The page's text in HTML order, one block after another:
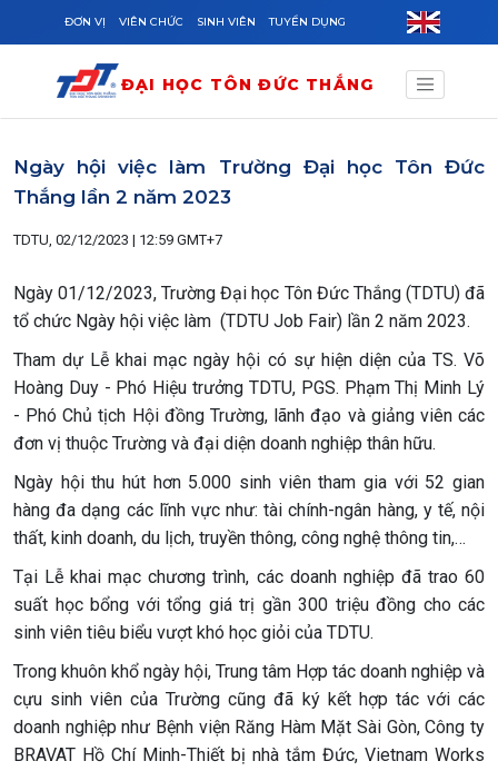
Skip to main content
ĐƠN VỊ VIÊN CHỨC SINH VIÊN TUYỂN DỤNG
ĐẠI HỌC TÔN ĐỨC THẮNG
Ngày hội việc làm Trường Đại học Tôn Đức
Thắng lần 2 năm 2023
TDTU, 02/12/2023 | 12:59 GMT+7
Ngày 01/12/2023, Trường Đại học Tôn Đức Thắng (TDTU) đã
tổ chức Ngày hội việc làm (TDTU Job Fair) lần 2 năm 2023.
Tham dự Lễ khai mạc ngày hội có sự hiện diện của TS. Võ
Hoàng Duy - Phó Hiệu trưởng TDTU, PGS. Phạm Thị Minh Lý
- Phó Chủ tịch Hội đồng Trường, lãnh đạo và giảng viên các
đơn vị thuộc Trường và đại diện doanh nghiệp thân hữu.
Ngày hội thu hút hơn 5.000 sinh viên tham gia với 52 gian
hàng đa dạng các lĩnh vực như: tài chính-ngân hàng, y tế, nội
thất, kinh doanh, du lịch, truyền thông, công nghệ thông tin,…
Tại Lễ khai mạc chương trình, các doanh nghiệp đã trao 60
suất học bổng với tổng giá trị gần 300 triệu đồng cho các
sinh viên tiêu biểu vượt khó học giỏi của TDTU.
Trong khuôn khổ ngày hội, Trung tâm Hợp tác doanh nghiệp và
cựu sinh viên của Trường cũng đã ký kết hợp tác với các
doanh nghiệp như Bệnh viện Răng Hàm Mặt Sài Gòn, Công ty
BRAVAT Hồ Chí Minh-Thiết bị nhà tắm Đức, Vietnam Works